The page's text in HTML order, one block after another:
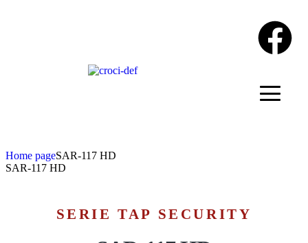
Home pageSAR-117 HD
SAR-117 HD
SERIE TAP SECURITY